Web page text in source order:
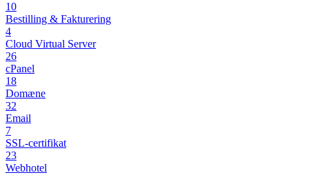
10
Bestilling & Fakturering
4
Cloud Virtual Server
26
cPanel
18
Domæne
32
Email
7
SSL-certifikat
23
Webhotel